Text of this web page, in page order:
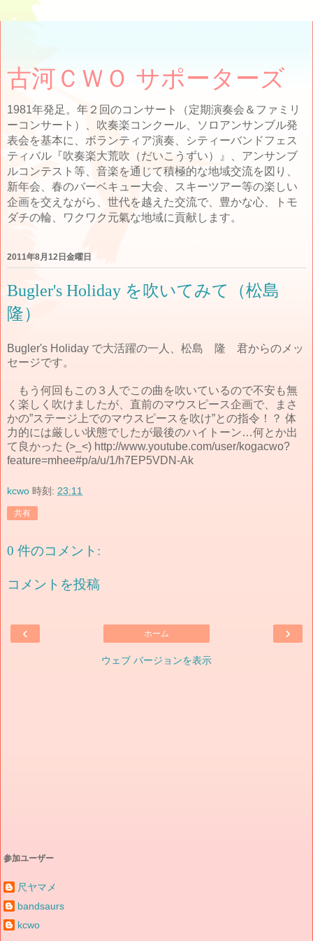
古河ＣＷＯ サポーターズ
1981年発足。年２回のコンサート（定期演奏会＆ファミリ
ーコンサート）、吹奏楽コンクール、ソロアンサンブル発
表会を基本に、ボランティア演奏、シティーバンドフェス
ティバル『吹奏楽大荒吹（だいこうずい）』、アンサンブ
ルコンテスト等、音楽を通じて積極的な地域交流を図り、
新年会、春のバーベキュー大会、スキーツアー等の楽しい
企画を交えながら、世代を越えた交流で、豊かな心、トモ
ダチの輪、ワクワク元氣な地域に貢献します。
2011年8月12日金曜日
Bugler's Holiday を吹いてみて（松島
隆）
Bugler's Holiday で大活躍の一人、松島 隆 君からのメッ
セージです。
もう何回もこの３人でこの曲を吹いているので不安も無
く楽しく吹けましたが、直前のマウスピース企画で、まさ
かの”ステージ上でのマウスピースを吹け”との指令！？ 体
力的には厳しい状態でしたが最後のハイトーン…何とか出
て良かった (>_<) http://www.youtube.com/user/kogacwo?
feature=mhee#p/a/u/1/h7EP5VDN-Ak
kcwo 時刻: 23:11
共有
0 件のコメント:
コメントを投稿
‹ ›
ホーム
ウェブ バージョンを表示
参加ユーザー
尺ヤマメ
bandsaurs
kcwo